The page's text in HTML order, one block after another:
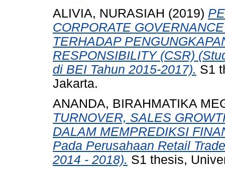
ALIVIA, NURASIAH (2019)
CORPORATE
TERHADAP
RESPONSIBILITY (CSR)
di BEI Tahun 2015-2017). S1
Jakarta.
ANANDA, BIRAHMATIKA
TURNOVER, SALES
DALAM MEMPREDIKSI
Pada Perusahaan Retail
2014 - 2018). S1 thesis,